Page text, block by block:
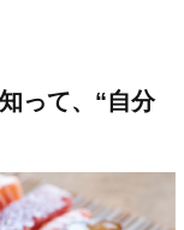
って、“自分